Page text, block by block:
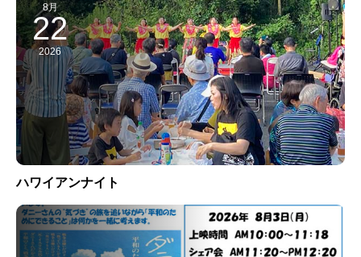
8月
22
2026
ハワイアンナイト